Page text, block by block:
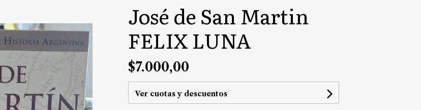
José de San Martin
FELIX LUNA
$7.000,00
Ver cuotas y descuentos